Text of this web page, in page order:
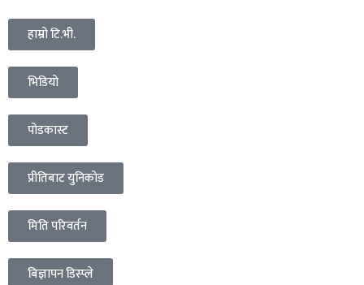
हाम्रो टि.भी.
भिडियो
पोडकास्ट
प्रीतिबाट युनिकोड
मिति परिवर्तन
बिज्ञापन डिस्प्ले